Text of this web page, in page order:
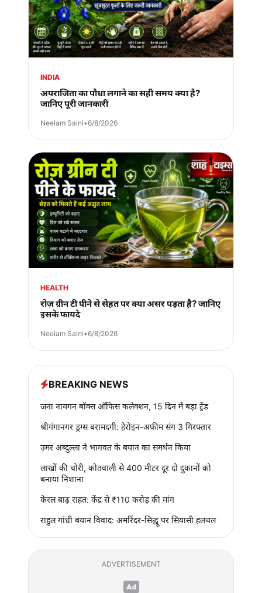
INDIA
अपराजिता का पौधा लगाने का सही समय क्या है?
जानिए पूरी जानकारी
Neelam Saini•6/8/2026
HEALTH
रोज़ ग्रीन टी पीने से सेहत पर क्या असर पड़ता है? जानिए
इसके फायदे
Neelam Saini•6/8/2026
BREAKING NEWS
जना नायगन बॉक्स ऑफिस कलेक्शन, 15 दिन में बड़ा ट्रेंड
श्रीगंगानगर ड्रग्स बरामदगी: हेरोइन-अफीम संग 3 गिरफ्तार
उमर अब्दुल्ला ने भागवत के बयान का समर्थन किया
लाखों की चोरी, कोतवाली से 400 मीटर दूर दो दुकानों को
बनाया निशाना
केरल बाढ़ राहत: केंद्र से ₹110 करोड़ की मांग
राहुल गांधी बयान विवाद: अमरिंदर-सिद्धू पर सियासी हलचल
ADVERTISEMENT